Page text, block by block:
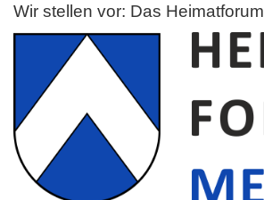
Wir stellen vor: Das Heimatforum